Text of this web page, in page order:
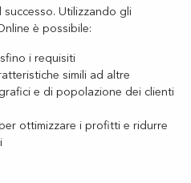
Utilizzando gli
è possibile:
i requisiti
simili ad altre
e di popolazione dei clienti
ottimizzare i profitti e ridurre